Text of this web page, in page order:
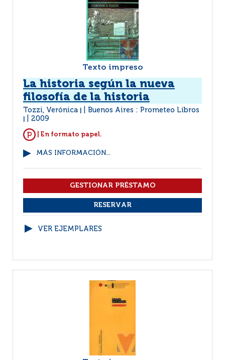
Texto impreso
La historia según la nueva
filosofía de la historia
Tozzi, Verónica Buenos Aires : Prometeo Libros
2009
| En formato papel.
MÁS INFORMACIÓN...
VER EJEMPLARES